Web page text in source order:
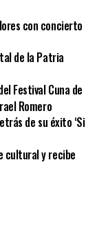
con concierto
de la Patria
Festival Cuna de
Romero
de su éxito ‘Si
cultural y recibe